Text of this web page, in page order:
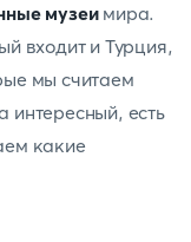
музеи мира.
входит и Турция,
мы считаем
интересный, есть
какие